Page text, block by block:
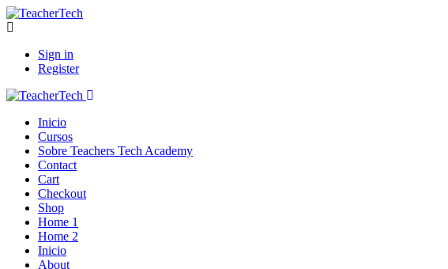
Sign in
Register
Inicio
Cursos
Sobre Teachers Tech Academy
Contact
Cart
Checkout
Shop
Home 1
Home 2
Inicio
About